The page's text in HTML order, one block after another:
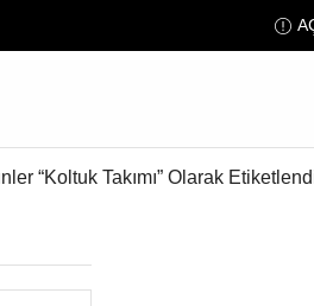
“koltuk Takımı” Olarak